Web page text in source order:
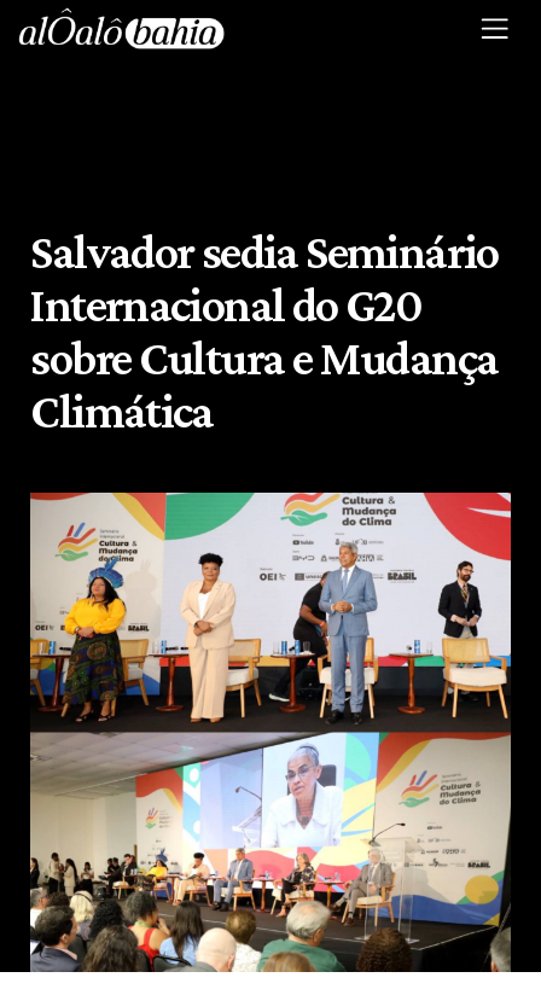
Salvador sedia Seminário
Internacional do G20
sobre Cultura e Mudança
Climática